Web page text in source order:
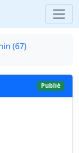
(67)
Publié